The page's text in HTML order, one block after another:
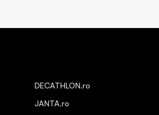
DECATHLON.ro
JANTA.ro